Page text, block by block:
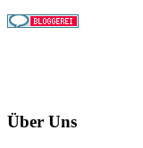
Über Uns